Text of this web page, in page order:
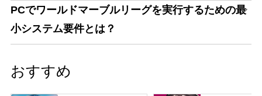
PCでワールドマーブルリーグを実行するための最
小システム要件とは？
おすすめ